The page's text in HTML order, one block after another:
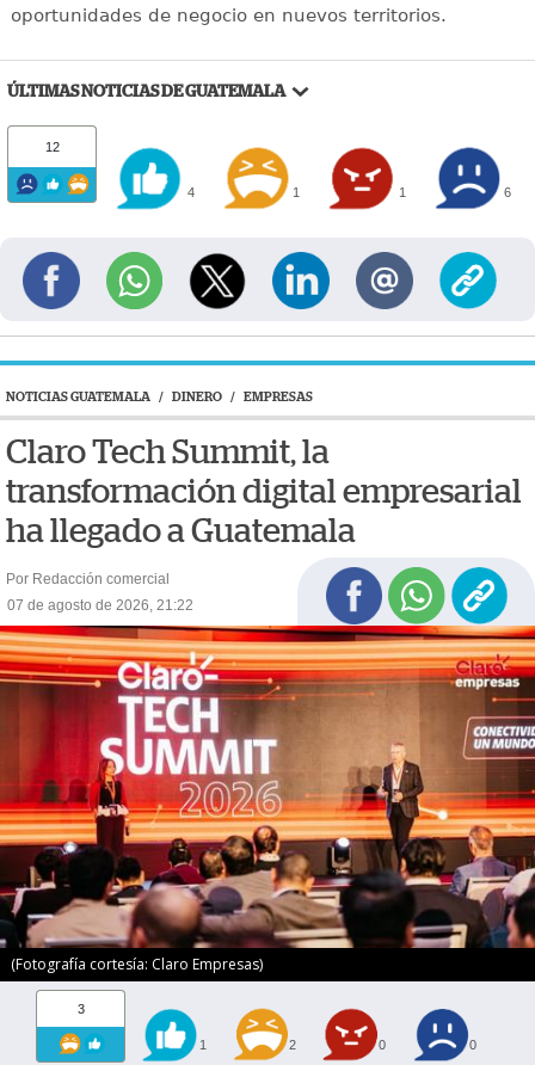
oportunidades de negocio en nuevos territorios.
ÚLTIMAS NOTICIAS DE GUATEMALA
12
4 1 1 6
NOTICIAS GUATEMALA / DINERO / EMPRESAS
Claro Tech Summit, la
transformación digital empresarial
ha llegado a Guatemala
Por Redacción comercial
07 de agosto de 2026, 21:22
(Fotografía cortesía: Claro Empresas)
3
1 2 0 0